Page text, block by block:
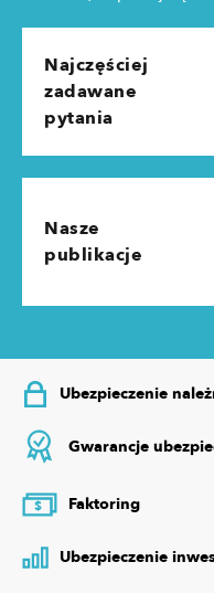
Najczęściej
zadawane
pytania
Nasze
publikacje
Ubezpieczenie
Gwarancje
$ Faktoring
Ubezpieczenie